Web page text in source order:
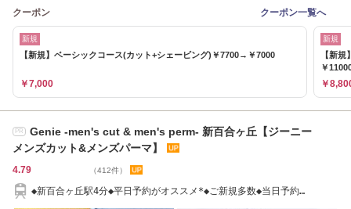
クーポン クーポン一覧へ
新規
【新規】ベーシックコース(カット+シェービング)￥7700→￥7000
￥7,000
新規
【新
￥
￥
PR
Genie -men's cut & men's perm- 新百合ヶ丘【ジーニー
メンズカット&メンズパーマ】
4.79 （412件）
◆新百合ヶ丘駅4分◆平日予約がオススメ*◆ご新規多数◆当日予約